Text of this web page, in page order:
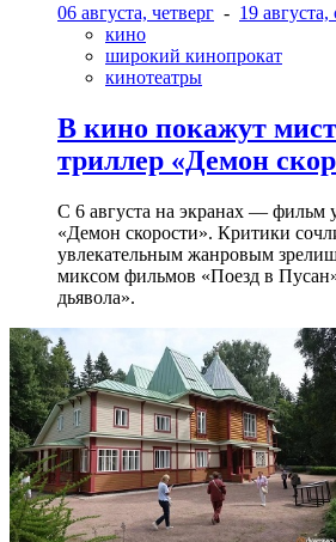
06 августа, четверг - 19 августа,
кино
широкий кинопрокат
кинотеатры
В кино покажут
триллер «Демон
С 6 августа на экранах — фильм
«Демон скорости». Критики
увлекательным жанровым
миксом фильмов «Поезд в
дьявола».